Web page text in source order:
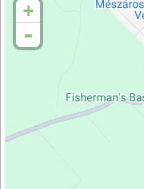
+
-